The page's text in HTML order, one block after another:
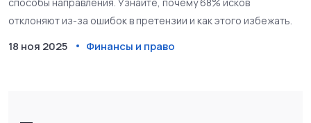
отклоняют из-за ошибок в претензии и как этого избежать.
18 ноя 2025 Финансы и право